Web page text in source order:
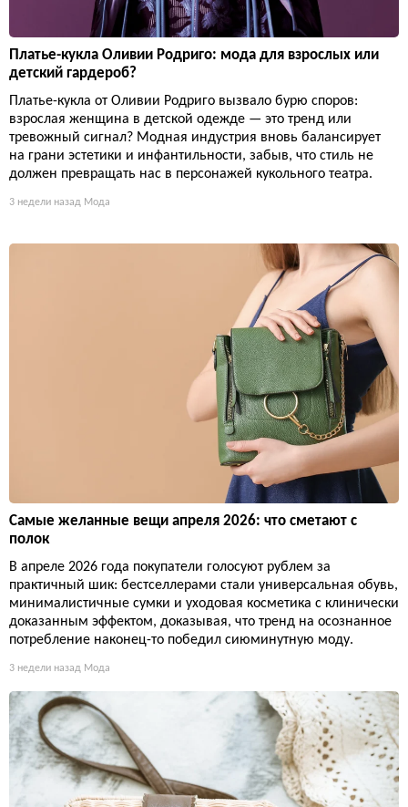
Платье-кукла Оливии Родриго: мода для взрослых или
детский гардероб?
Платье-кукла от Оливии Родриго вызвало бурю споров:
взрослая женщина в детской одежде — это тренд или
тревожный сигнал? Модная индустрия вновь балансирует
на грани эстетики и инфантильности, забыв, что стиль не
должен превращать нас в персонажей кукольного театра.
3 недели назад Мода
Самые желанные вещи апреля 2026: что сметают с
полок
В апреле 2026 года покупатели голосуют рублем за
практичный шик: бестселлерами стали универсальная обувь,
минималистичные сумки и уходовая косметика с клинически
доказанным эффектом, доказывая, что тренд на осознанное
потребление наконец-то победил сиюминутную моду.
3 недели назад Мода